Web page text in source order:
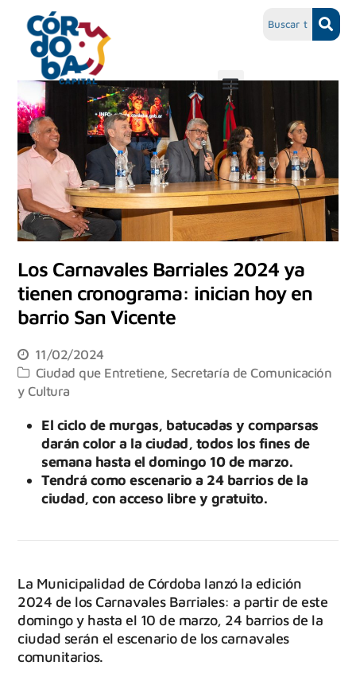
Los Carnavales Barriales 2024 ya
tienen cronograma: inician hoy en
barrio San Vicente
11/02/2024
Ciudad que Entretiene, Secretaría de Comunicación
y Cultura
El ciclo de murgas, batucadas y comparsas
darán color a la ciudad, todos los fines de
semana hasta el domingo 10 de marzo.
Tendrá como escenario a 24 barrios de la
ciudad, con acceso libre y gratuito.
La Municipalidad de Córdoba lanzó la edición
2024 de los Carnavales Barriales: a partir de este
domingo y hasta el 10 de marzo, 24 barrios de la
ciudad serán el escenario de los carnavales
comunitarios.